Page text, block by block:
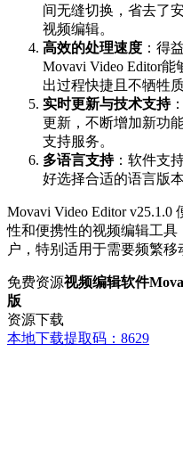
间无缝切换，省去了
视频编辑。
高效的处理速度 ：得
Movavi Video Editor
出过程快捷且不牺牲质
实时更新与技术支持
更新，不断增加新功
支持服务。
多语言支持：软件支
好选择合适的语言版
Movavi Video Editor
性和便携性的视频编辑工具
户，特别适用于需要频繁移
免费资源视频编辑软件
版
资源下载
本地下载提取码：8629